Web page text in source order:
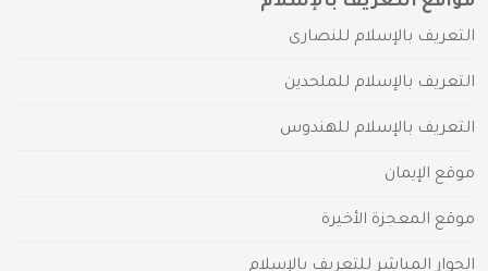
التعريف بالإسلام للنصارى
التعريف بالإسلام للملحدين
التعريف بالإسلام للهندوس
موقع الإيمان
موقع المعجزة الأخيرة
الحوار المباشر للتعريف بالإسلام